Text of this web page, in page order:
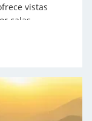
vistas
calas
la flora y